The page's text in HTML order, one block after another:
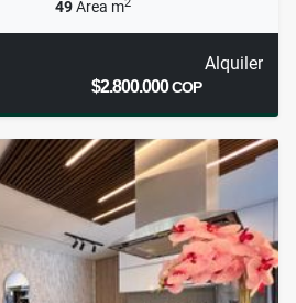
49Área m
Alquiler
$2.800.000COP